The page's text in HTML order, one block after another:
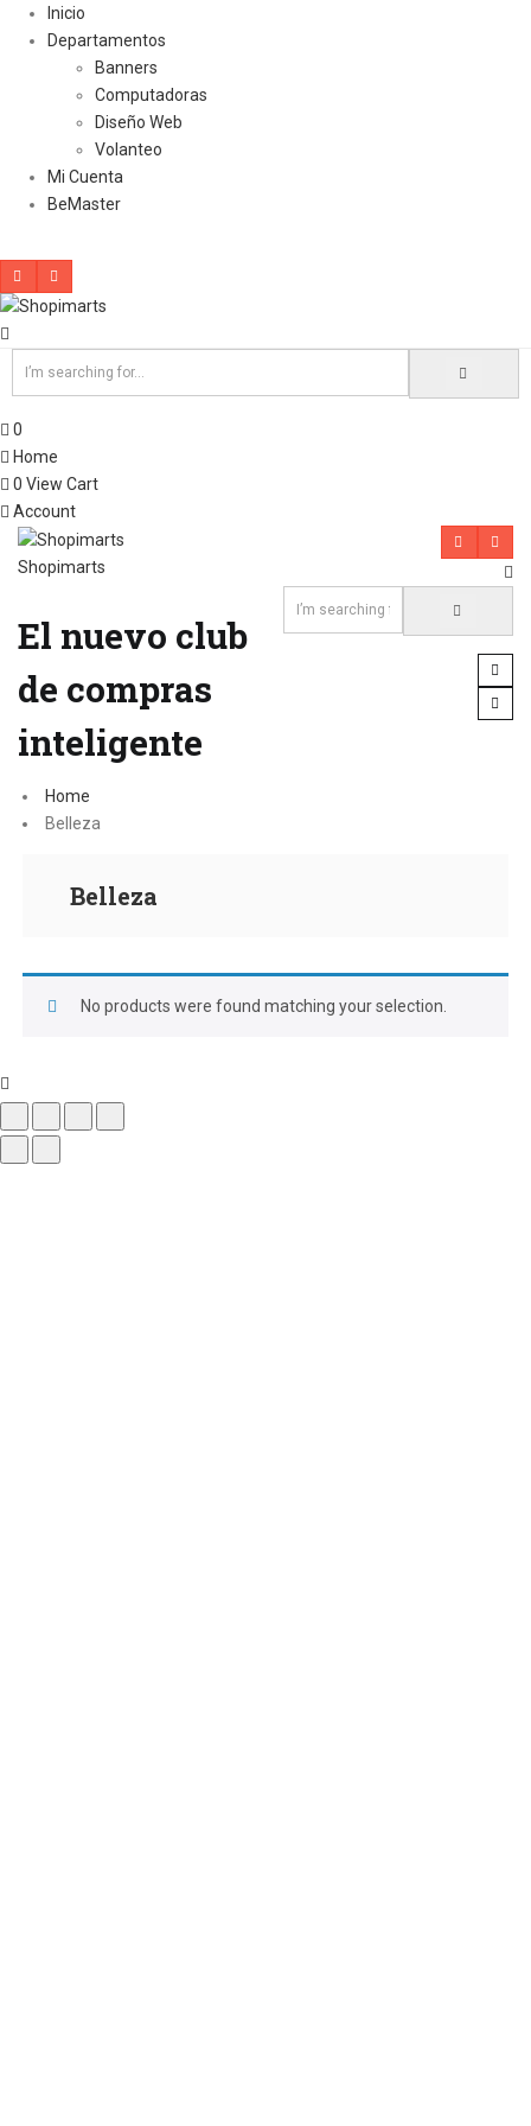
Inicio
Departamentos
Banners
Computadoras
Diseño Web
Volanteo
Mi Cuenta
BeMaster
0
Home
0 View Cart
Account
Shopimarts
El nuevo club
de compras
inteligente
Home
Belleza
Belleza
No products were found matching your selection.